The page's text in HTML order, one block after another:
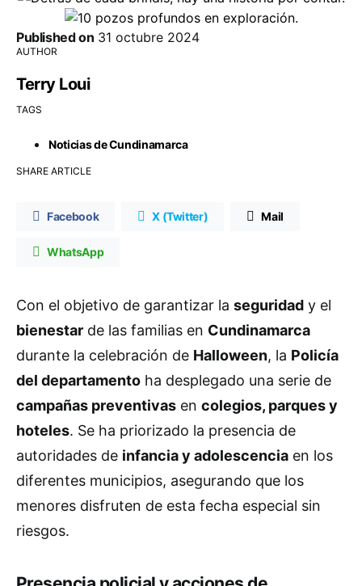
Published on 31 octubre 2024
AUTHOR
Terry Loui
TAGS
Noticias de Cundinamarca
SHARE ARTICLE
Facebook X (Twitter) Mail
WhatsApp
Con el objetivo de garantizar la seguridad y el
bienestar de las familias en Cundinamarca
durante la celebración de Halloween, la Policía
del departamento ha desplegado una serie de
campañas preventivas en colegios, parques y
hoteles. Se ha priorizado la presencia de
autoridades de infancia y adolescencia en los
diferentes municipios, asegurando que los
menores disfruten de esta fecha especial sin
riesgos.